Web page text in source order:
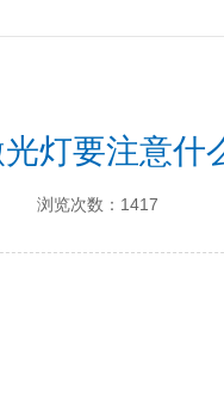
灯要注意什
浏览次数：1417